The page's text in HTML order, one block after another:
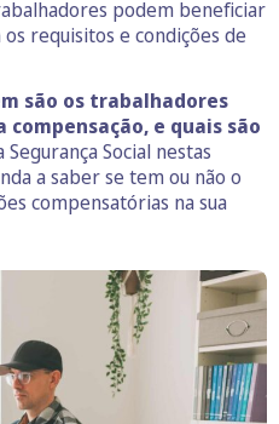
podem beneficiar
requisitos e condições de
são os trabalhadores
e quais são
Segurança Social nestas
a saber se tem ou não o
compensatórias na sua